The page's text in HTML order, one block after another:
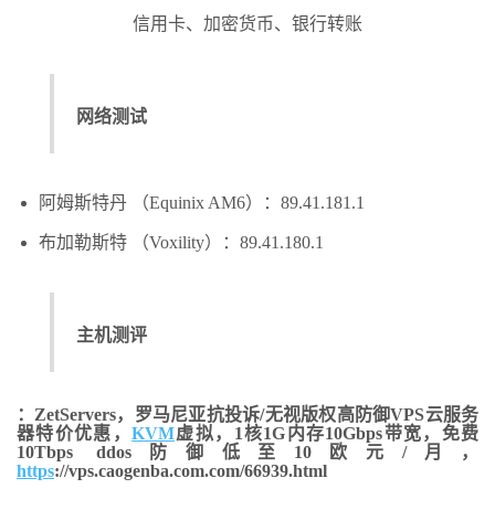
信用卡、加密货币、银行转账
网络测试
阿姆斯特丹 （Equinix AM6）：89.41.181.1
布加勒斯特 （Voxility）：89.41.180.1
主机测评
：ZetServers，罗马尼亚抗投诉/无视版权高防御VPS云服务
器特价优惠，KVM虚拟，1核1G内存10Gbps带宽，免费
10Tbps ddos防御低至10欧元/月，
https://vps.caogenba.com.com/66939.html